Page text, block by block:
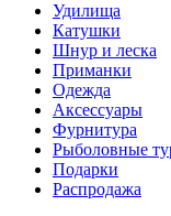
Удилища
Катушки
Шнур и леска
Приманки
Одежда
Аксессуары
Фурнитура
Рыболовные
Подарки
Распродажа